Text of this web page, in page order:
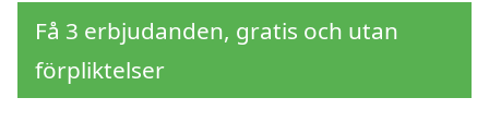
Få 3 erbjudanden, gratis och utan
förpliktelser